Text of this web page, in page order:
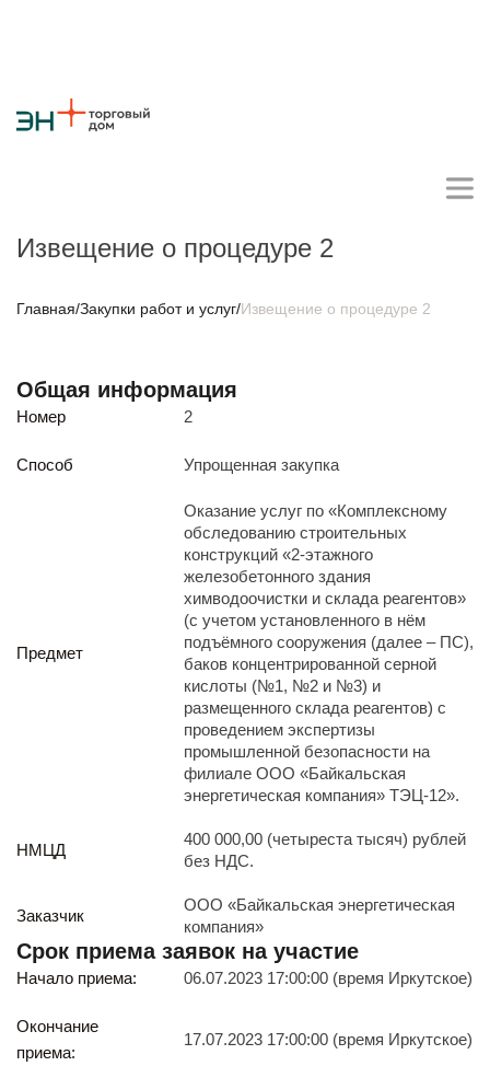
О компании
Стратегия
Карьера Крупные проекты
Противодействие коррупции
Закупки работ и услуг
Реализация непрофильных активов
тел.: + 7 (3952) 792-193
с 8:00 до 17:15
Перерыв на обед с 12 до 13 часов
ПОДПИШИТЕСЬ НА НАШУ РАССЫЛКУ
И бесплатно получайте ценную информацию
Будьте всегда в курсе
Извещение о процедуре 2
Главная/Закупки работ и услуг/Извещение о процедуре 2
Общая информация
Номер 2
Способ Упрощенная закупка
Предмет
Оказание услуг по «Комплексному
обследованию строительных
конструкций «2-этажного
железобетонного здания
химводоочистки и склада реагентов»
(с учетом установленного в нём
подъёмного сооружения (далее – ПС),
баков концентрированной серной
кислоты (№1, №2 и №3) и
размещенного склада реагентов) с
проведением экспертизы
промышленной безопасности на
филиале ООО «Байкальская
энергетическая компания» ТЭЦ-12».
НМЦД
400 000,00 (четыреста тысяч) рублей
без НДС.
Заказчик
ООО «Байкальская энергетическая
компания»
Срок приема заявок на участие
Начало приема: 06.07.2023 17:00:00 (время Иркутское)
Окончание
приема:
17.07.2023 17:00:00 (время Иркутское)